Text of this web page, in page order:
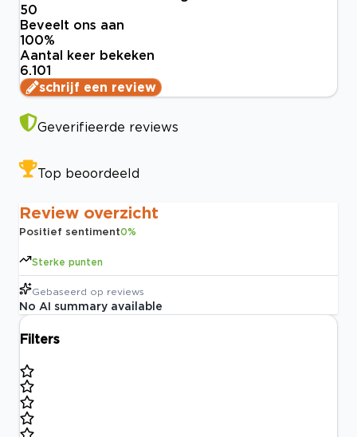
50
Beveelt ons aan
100%
Aantal keer bekeken
6.101
schrijf een review
Geverifieerde reviews
Top beoordeeld
Review overzicht
Positief sentiment0%
Sterke punten
Gebaseerd op reviews
No AI summary available
Filters